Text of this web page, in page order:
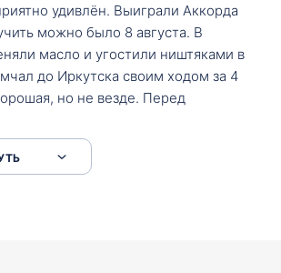
удивлён. Выиграли Аккорда
можно было 8 августа. В
масло и угостили ништяками в
до Иркутска своим ходом за 4
но не везде. Перед
пути следования.